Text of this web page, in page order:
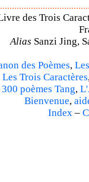
des Trois
Alias Sanzi Jing,
des Poèmes,
Les Trois Caractères
300 poèmes Tang,
Bienvenue,
Index–